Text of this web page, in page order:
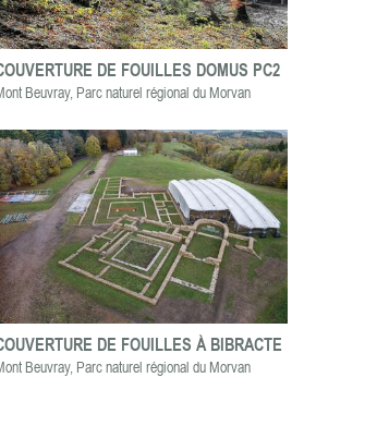
DE FOUILLES DOMUS PC2
Beuvray, Parc naturel régional du Morvan
DE FOUILLES À BIBRACTE
Beuvray, Parc naturel régional du Morvan